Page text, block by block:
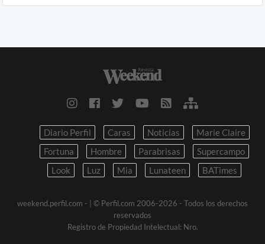
Diario Perfil Caras Noticias
Marie Claire
Fortuna
Hombre Parabrisas
Supercampo
Look
Luz Mia Lunateen BATimes
weekend.perfil.com -
| © Perfil.com 2006-2026 - Todos los derechos
reservados
Registro de Propiedad Intelectual: Nro.